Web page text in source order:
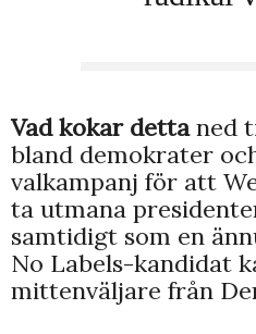
Vad kokar dettaned
bland demokrater
valkampanj för att
ta utmana
samtidigt som en
No Labels-kandidat
mittenväljare från